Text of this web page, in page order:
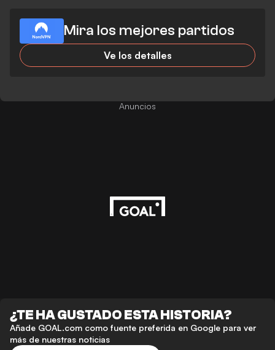
Mira los mejores partidos
Ve los detalles
Anuncios
¿TE HA GUSTADO ESTA HISTORIA?
Añade GOAL.com como fuente preferida en Google para ver
más de nuestras noticias